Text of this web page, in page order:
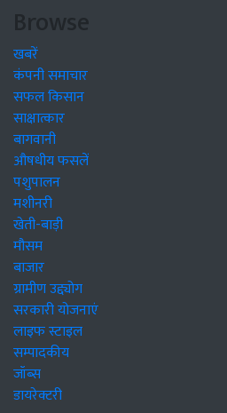
Browse
खबरें
कंपनी समाचार
सफल किसान
साक्षात्कार
बागवानी
औषधीय फसलें
पशुपालन
मशीनरी
खेती-बाड़ी
मौसम
बाजार
ग्रामीण उद्द्योग
सरकारी योजनाएं
लाइफ स्टाइल
सम्पादकीय
जॉब्स
डायरेक्टरी